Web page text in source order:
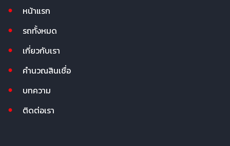
หน้าแรก
รถทั้งหมด
เกี่ยวกับเรา
คำนวณสินเชื่อ
บทความ
ติดต่อเรา